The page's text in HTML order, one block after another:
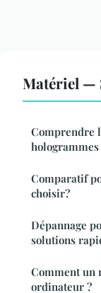
Matériel —
Comprendre
hologrammes
Comparatif
choisir?
Dépannage
solutions
Comment
ordinateur ?